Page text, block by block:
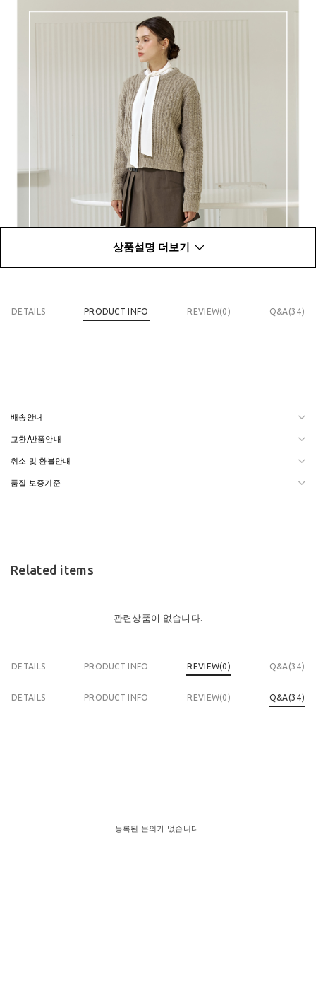
상품설명 더보기
DETAILS PRODUCT INFO REVIEW(0) Q&A(34)
배송안내
교환/반품안내
취소 및 환불안내
품질 보증기준
Related items
관련상품이 없습니다.
DETAILS PRODUCT INFO REVIEW(0) Q&A(34)
DETAILS PRODUCT INFO REVIEW(0) Q&A(34)
등록된 문의가 없습니다.